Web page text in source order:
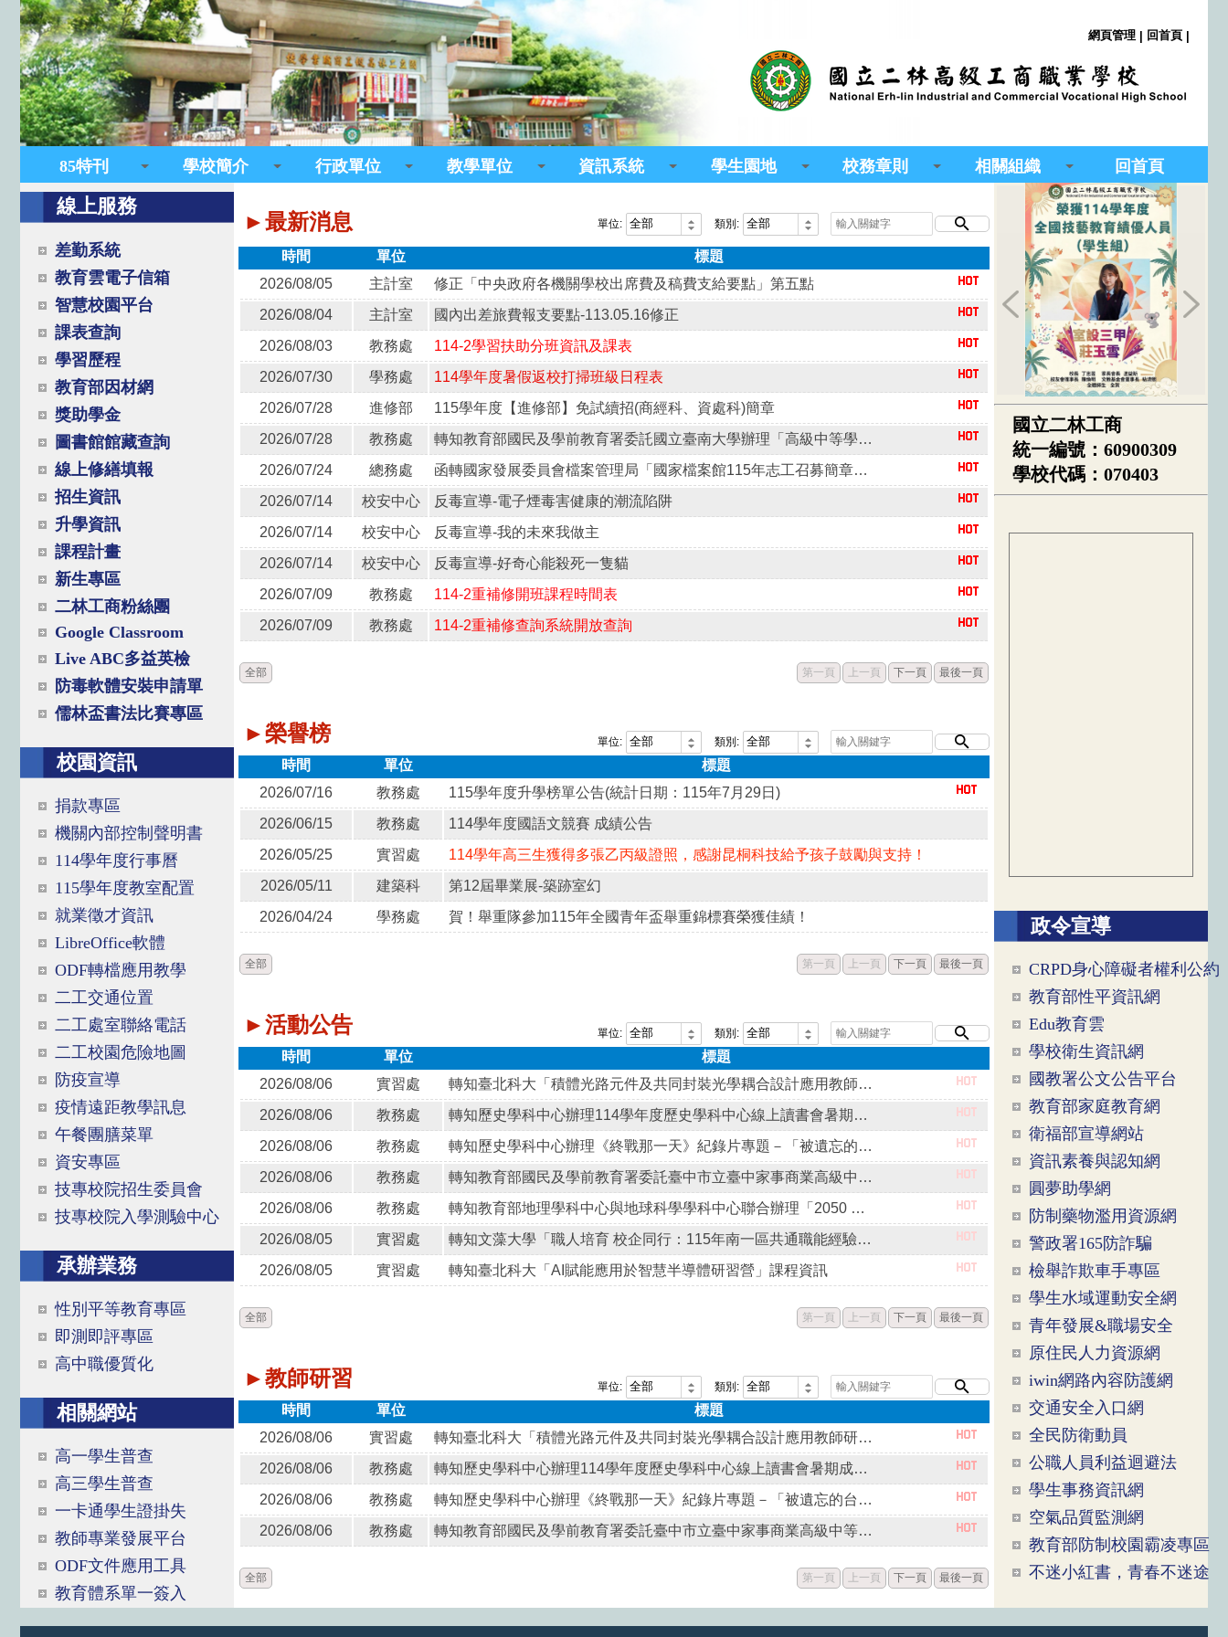
網頁管理 | 回首頁 |
85特刊 學校簡介 行政單位 教學單位 資訊系統 學生園地 校務章則 相關組織 回首頁
線上服務
差勤系統
教育雲電子信箱
智慧校園平台
課表查詢
學習歷程
教育部因材網
獎助學金
圖書館館藏查詢
線上修繕填報
招生資訊
升學資訊
課程計畫
新生專區
二林工商粉絲團
Google Classroom
Live ABC多益英檢
防毒軟體安裝申請單
儒林盃書法比賽專區
校園資訊
捐款專區
機關內部控制聲明書
114學年度行事曆
115學年度教室配置
就業徵才資訊
LibreOffice軟體
ODF轉檔應用教學
二工交通位置
二工處室聯絡電話
二工校園危險地圖
防疫宣導
疫情遠距教學訊息
午餐團膳菜單
資安專區
技專校院招生委員會
技專校院入學測驗中心
承辦業務
性別平等教育專區
即測即評專區
高中職優質化
相關網站
高一學生普查
高三學生普查
一卡通學生證掛失
教師專業發展平台
ODF文件應用工具
教育體系單一簽入
►最新消息 單位: 類別:
時間 單位
標題
2026/08/05
主計室
修正「中央政府各機關學校出席費及稿費支給要點」第五點
2026/08/04
主計室
國內出差旅費報支要點-113.05.16修正
2026/08/03
教務處
114-2學習扶助分班資訊及課表
2026/07/30
學務處
114學年度暑假返校打掃班級日程表
2026/07/28
進修部
115學年度【進修部】免試續招(商經科、資處科)簡章
2026/07/28
教務處
轉知教育部國民及學前教育署委託國立臺南大學辦理「高級中等學校教師本土語文認證培訓實施計畫─第二十二梯次本土語文認證輔導班」資訊
2026/07/24
總務處
函轉國家發展委員會檔案管理局「國家檔案館115年志工召募簡章」及海報電子檔。
2026/07/14
校安中心
反毒宣導-電子煙毒害健康的潮流陷阱
2026/07/14
校安中心
反毒宣導-我的未來我做主
2026/07/14
校安中心
反毒宣導-好奇心能殺死一隻貓
2026/07/09
教務處
114-2重補修開班課程時間表
2026/07/09
教務處 114-2重補修查詢系統開放查詢
全部 第一頁 上一頁 下一頁 最後一頁
►榮譽榜 單位: 類別:
時間 單位
標題
2026/07/16
教務處
115學年度升學榜單公告(統計日期：115年7月29日)
2026/06/15
教務處
114學年度國語文競賽 成績公告
2026/05/25
實習處
114學年高三生獲得多張乙丙級證照，感謝昆桐科技給予孩子鼓勵與支持！
2026/05/11
建築科
第12屆畢業展-築跡室幻
2026/04/24
學務處 賀！舉重隊參加115年全國青年盃舉重錦標賽榮獲佳績！
全部 第一頁 上一頁 下一頁 最後一頁
►活動公告 單位: 類別:
時間 單位
標題
2026/08/06
實習處
轉知臺北科大「積體光路元件及共同封裝光學耦合設計應用教師研習營」課程資訊
2026/08/06
教務處
轉知歷史學科中心辦理114學年度歷史學科中心線上讀書會暑期成果分享資訊
2026/08/06
教務處
轉知歷史學科中心辦理《終戰那一天》紀錄片專題－「被遺忘的台灣二戰記憶」研習資訊
2026/08/06
教務處
轉知教育部國民及學前教育署委託臺中市立臺中家事商業高級中等學校辦理推動高級中等學校創新教學工作辦理「115年度創新教學線上工作坊」研習資訊
2026/08/06
教務處
轉知教育部地理學科中心與地球科學學科中心聯合辦理「2050 淨零排放政策系列：林業發展與轉型實察活動」研習資訊
2026/08/05
實習處
轉知文藻大學「職人培育 校企同行：115年南一區共通職能經驗分享座談會（外語群＆商管群）」活動資訊
2026/08/05
實習處 轉知臺北科大「AI賦能應用於智慧半導體研習營」課程資訊
全部 第一頁 上一頁 下一頁 最後一頁
►教師研習 單位: 類別:
時間 單位
標題
2026/08/06
實習處
轉知臺北科大「積體光路元件及共同封裝光學耦合設計應用教師研習營」課程資訊
2026/08/06
教務處
轉知歷史學科中心辦理114學年度歷史學科中心線上讀書會暑期成果分享資訊
2026/08/06
教務處
轉知歷史學科中心辦理《終戰那一天》紀錄片專題－「被遺忘的台灣二戰記憶」研習資訊
2026/08/06
教務處 轉知教育部國民及學前教育署委託臺中市立臺中家事商業高級中等學校辦理推動高級中等學校創新教學工作辦理「115年度創新教學線上工作坊」研習資訊
全部 第一頁 上一頁 下一頁 最後一頁
國立二林工商
統一編號：60900309
學校代碼：070403
政令宣導
CRPD身心障礙者權利公約
教育部性平資訊網
Edu教育雲
學校衛生資訊網
國教署公文公告平台
教育部家庭教育網
衛福部宣導網站
資訊素養與認知網
圓夢助學網
防制藥物濫用資源網
警政署165防詐騙
檢舉詐欺車手專區
學生水域運動安全網
青年發展&職場安全
原住民人力資源網
iwin網路內容防護網
交通安全入口網
全民防衛動員
公職人員利益迴避法
學生事務資訊網
空氣品質監測網
教育部防制校園霸凌專區
不迷小紅書，青春不迷途